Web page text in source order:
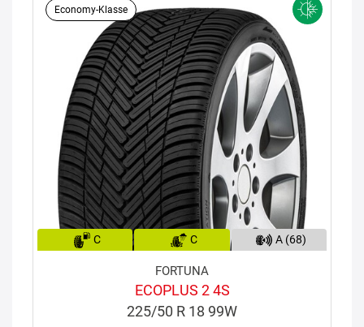
Economy-Klasse
C C A (68)
FORTUNA
ECOPLUS 2 4S
225/50 R 18 99W